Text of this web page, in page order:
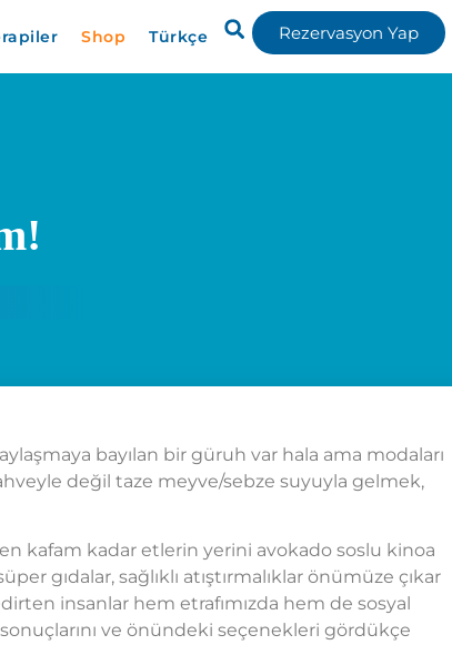
Shop Türkçe Rezervasyon Yap
bayılan bir güruh var hala ama modaları
değil taze meyve/sebze suyuyla gelmek,
kafam kadar etlerin yerini avokado soslu kinoa
gıdalar, sağlıklı atıştırmalıklar önümüze çıkar
insanlar hem etrafımızda hem de sosyal
ve önündeki seçenekleri gördükçe